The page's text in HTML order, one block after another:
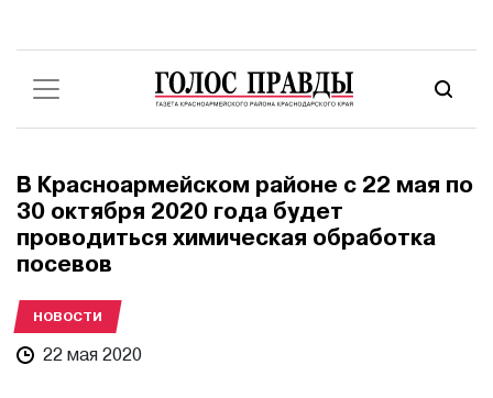
В Красноармейском районе с 22 мая по
30 октября 2020 года будет
проводиться химическая обработка
посевов
НОВОСТИ
22 мая 2020